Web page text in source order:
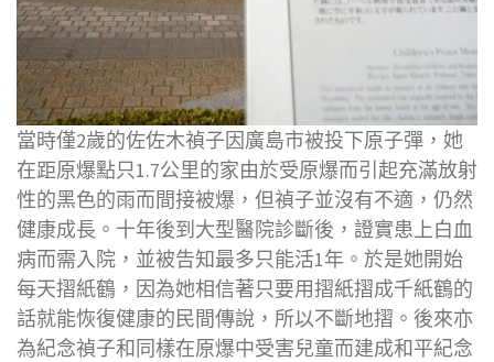
當時僅2歲的佐佐木禎子因廣島市被投下原子彈，她
在距原爆點只1.7公里的家由於受原爆而引起充滿放射
性的黑色的雨而間接被爆，但禎子並沒有不適，仍然
健康成長。十年後到大型醫院診斷後，證實患上白血
病而需入院，並被告知最多只能活1年。於是她開始
每天摺紙鶴，因為她相信著只要用摺紙摺成千紙鶴的
話就能恢復健康的民間傳說，所以不斷地摺。後來亦
為紀念禎子和同樣在原爆中受害兒童而建成和平紀念